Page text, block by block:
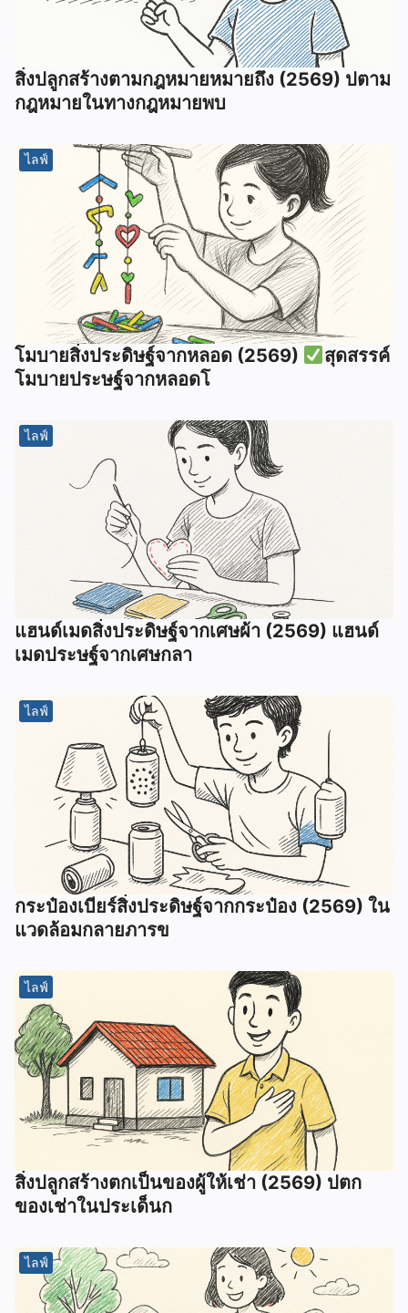
สิ่งปลูกสร้างตามกฎหมายหมายถึง (2569) ปตาม
กฎหมายในทางกฎหมายพบ
ไลฟ์
โมบายสิ่งประดิษฐ์จากหลอด (2569)
สุดสรรค์
โมบายประษฐ์จากหลอดโ
ไลฟ์
แฮนด์เมดสิ่งประดิษฐ์จากเศษผ้า (2569) แฮนด์
เมดประษฐ์จากเศษกลา
ไลฟ์
กระป๋องเบียร์สิ่งประดิษฐ์จากกระป๋อง (2569) ใน
แวดล้อมกลายภารข
ไลฟ์
สิ่งปลูกสร้างตกเป็นของผู้ให้เช่า (2569) ปตก
ของเช่าในประเด็นก
ไลฟ์